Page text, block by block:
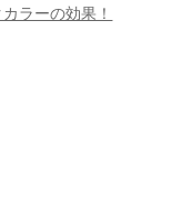
ラーの効果！